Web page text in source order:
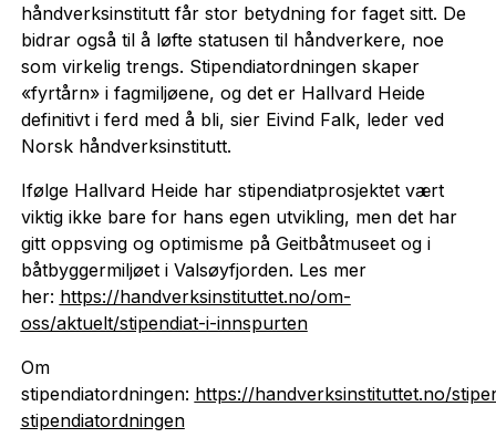
håndverksinstitutt får stor betydning for faget sitt. De
bidrar også til å løfte statusen til håndverkere, noe
som virkelig trengs. Stipendiatordningen skaper
«fyrtårn» i fagmiljøene, og det er Hallvard Heide
definitivt i ferd med å bli, sier Eivind Falk, leder ved
Norsk håndverksinstitutt.
Ifølge Hallvard Heide har stipendiatprosjektet vært
viktig ikke bare for hans egen utvikling, men det har
gitt oppsving og optimisme på Geitbåtmuseet og i
båtbyggermiljøet i Valsøyfjorden. Les mer
her: https://handverksinstituttet.no/om-
oss/aktuelt/stipendiat-i-innspurten
Om
stipendiatordningen: https://handverksinstituttet.no/
stipendiatordningen